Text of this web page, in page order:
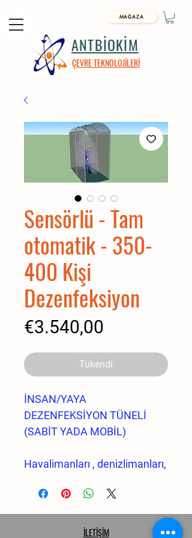
ANTBİOKİM
ÇEVRE TEKNOLOJİLERİ
MAĞAZA
Sensörlü - Tam
otomatik - 350-
400 Kişi
Dezenfeksiyon
€3.540,00
Tükendi
İNSAN/YAYA
DEZENFEKSİYON TÜNELİ
(SABİT YADA MOBİL)
Havalimanları , denizlimanları,
mezbaha, küçükbaş,
büyükbaş hayvan
çiftlikleri, yaya/canlı/insan giri
İLETİŞİM